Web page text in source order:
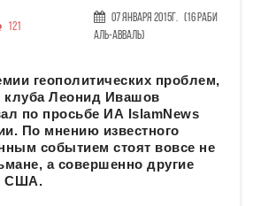
121
07 Января 2015г. (16 Раби
аль-авваль)
геополитических проблем,
клуба Леонид Ивашов
по просьбе ИА IslamNews
По мнению известного
событием стоят вовсе не
а совершенно другие
США.